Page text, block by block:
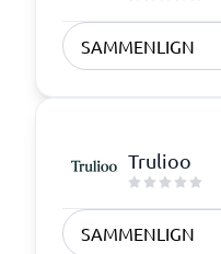
SAMMENLIGN
Trulioo
SAMMENLIGN